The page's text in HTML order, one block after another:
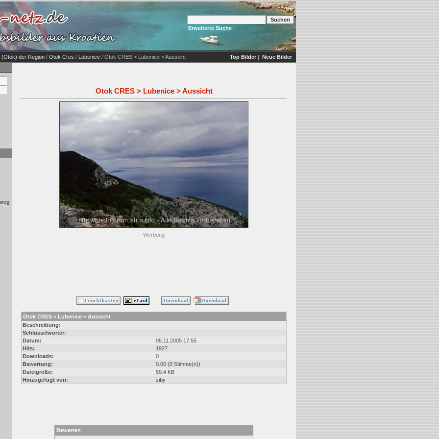
Erweiterte Suche
(Otok) der Region / Otok Cres / Lubenice / Otok CRES > Lubenice > Aussicht Top Bilder | Neue Bilder
Otok CRES > Lubenice > Aussicht
Werbung
Otok CRES > Lubenice > Aussicht
Beschreibung:
Schlüsselwörter:
Datum:
05.11.2005 17:55
Hits:
1927
Downloads:
0
Bewertung:
0.00 (0 Stimme(n))
Dateigröße:
59.4 KB
Hinzugefügt von:
siby
Bewerten